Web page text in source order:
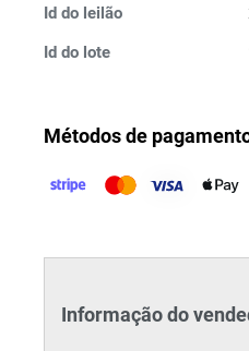
Id do leilão
Id do lote
Métodos de
Informação do